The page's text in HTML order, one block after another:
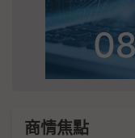
商情焦點